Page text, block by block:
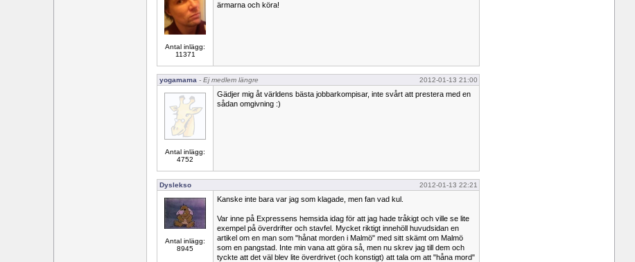
Antal inlägg:
11371
ärmarna och köra!
yogamama - Ej medlem längre 2012-01-13 21:00
Antal inlägg:
4752
Gädjer mig åt världens bästa jobbarkompisar, inte svårt att prestera med en
sådan omgivning :)
Dyslekso 2012-01-13 22:21
Antal inlägg:
8945
Kanske inte bara var jag som klagade, men fan vad kul.
Var inne på Expressens hemsida idag för att jag hade tråkigt och ville se lite
exempel på överdrifter och stavfel. Mycket riktigt innehöll huvudsidan en
artikel om en man som "hånat morden i Malmö" med sitt skämt om Malmö
som en pangstad. Inte min vana att göra så, men nu skrev jag till dem och
tyckte att det väl blev lite överdrivet (och konstigt) att tala om att "håna mord"